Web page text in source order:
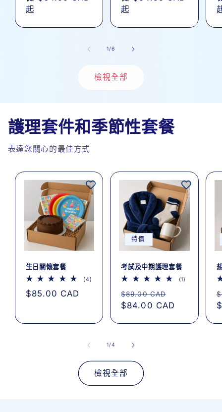
價
起
價
起
1//6
檢視全部
護理套件和季節性套餐
表達您關心的最佳方式
生日關懷套餐
(4)
定
$85.00 CAD
特價
考試及中期護理套餐
(1)
定
價
$89.00 CAD
價
$84.00 CAD
1//4
檢視全部